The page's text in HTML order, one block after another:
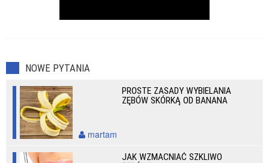
NOWE PYTANIA
PROSTE ZASADY WYBIELANIA
ZĘBÓW SKÓRKĄ OD BANANA
martam
JAK WZMACNIAĆ SZKLIWO